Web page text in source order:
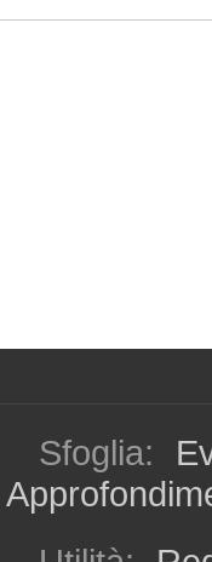
Sfoglia: